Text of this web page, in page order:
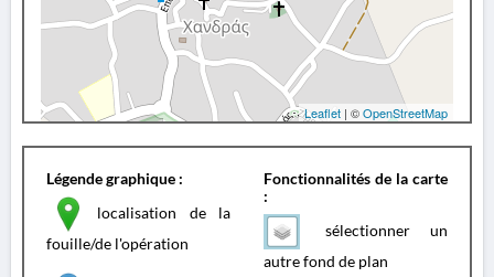
Leaflet | ©OpenStreetMap
Légende graphique :
localisation de la
fouille/de l'opération
Fonctionnalités de la carte
:
sélectionner un
autre fond de plan